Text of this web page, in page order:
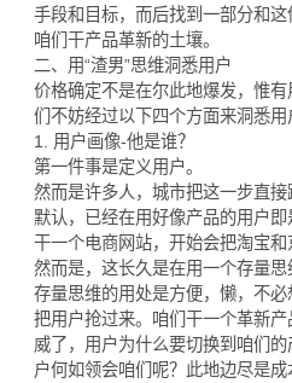
手段和目标，而后找到一部分和
咱们干产品革新的土壤。
二、用“渣男”思维洞悉用户
价格确定不是在尔此地爆发，惟
们不妨经过以下四个方面来洞悉用
1. 用户画像-他是谁？
第一件事是定义用户。
然而是许多人，城市把这一步直
默认，已经在用好像产品的用户
干一个电商网站，开始会把淘宝和
然而是，这长久是在用一个存量思
存量思维的用处是方便，懒，不
把用户抢过来。咱们干一个革新
威了，用户为什么要切换到咱们
户何如领会咱们呢？此地边尽是成